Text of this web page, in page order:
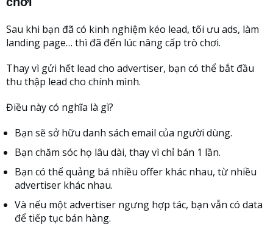
Sau khi bạn đã có kinh nghiệm kéo lead, tối ưu ads, làm
landing page… thì đã đến lúc nâng cấp trò chơi.
Thay vì gửi hết lead cho advertiser, bạn có thể bắt đầu
thu thập lead cho chính mình.
Điều này có nghĩa là gì?
Bạn sẽ sở hữu danh sách email của người dùng.
Bạn chăm sóc họ lâu dài, thay vì chỉ bán 1 lần.
Bạn có thể quảng bá nhiều offer khác nhau, từ nhiều
advertiser khác nhau.
Và nếu một advertiser ngưng hợp tác, bạn vẫn có data
để tiếp tục bán hàng.